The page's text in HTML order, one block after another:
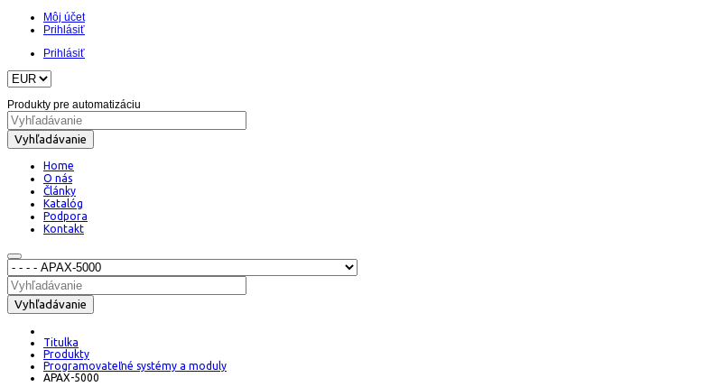
Môj účet
Prihlásiť
Prihlásiť
Produkty pre automatizáciu
Vyhľadávanie
Home
O nás
Články
Katalóg
Podpora
Kontakt
Vyhľadávanie
Titulka
Produkty
Programovateľné systémy a moduly
APAX-5000